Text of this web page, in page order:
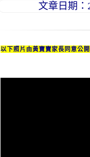
文章日期：
以下照片由黃寶寶家長同意公